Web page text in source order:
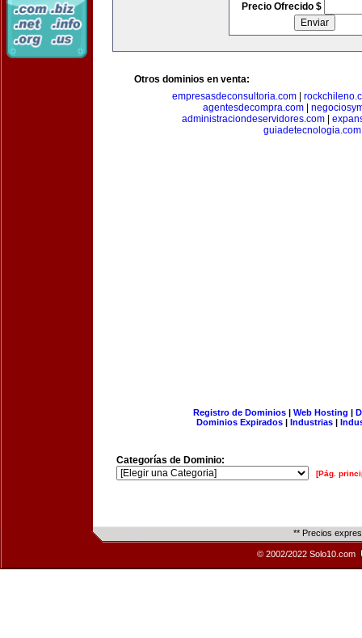
Precio Ofrecido $
Otros dominios en venta:
empresasdeconsultoria.com
agentesdecompra.com|
administraciondeservidores.com
guiadetecnologia.com
Registro de Dominios| Web Hosting |
Dominios Expirados | Industrias |
Categorías de Dominio:
[Pág.
** Precios
© 2002/2022 Solo10.com